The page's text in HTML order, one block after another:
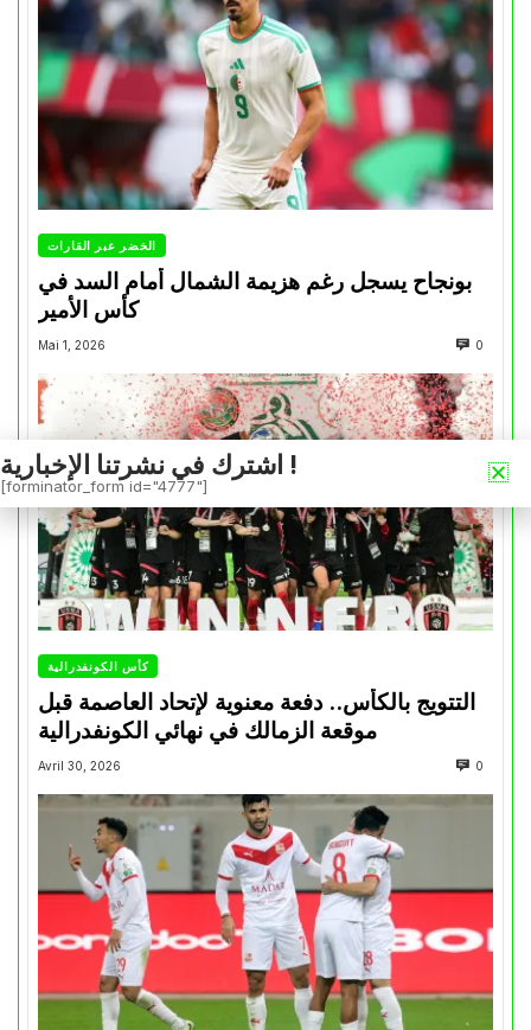
الخضر عبر القارات
بونجاح يسجل رغم هزيمة الشمال أمام السد في
كأس الأمير
Mai 1, 2026 0
كأس الكونفدرالية
التتويج بالكأس.. دفعة معنوية لإتحاد العاصمة قبل
موقعة الزمالك في نهائي الكونفدرالية
Avril 30, 2026 0
اشترك في نشرتنا الإخبارية !
[forminator_form id="4777"]